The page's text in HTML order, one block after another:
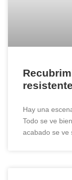
Hay una
Todo se ve
acabado se ve